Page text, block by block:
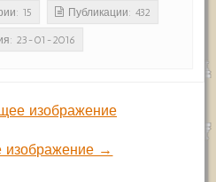
15 Публикации: 432
23-01-2016
изображение
→